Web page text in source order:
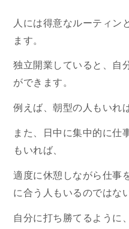
人には得意なルーティン
ます。
独立開業していると、自
ができます。
例えば、朝型の人もいれ
また、日中に集中的に仕
もいれば、
適度に休憩しながら仕事
に合う人もいるのではな
自分に打ち勝てるように